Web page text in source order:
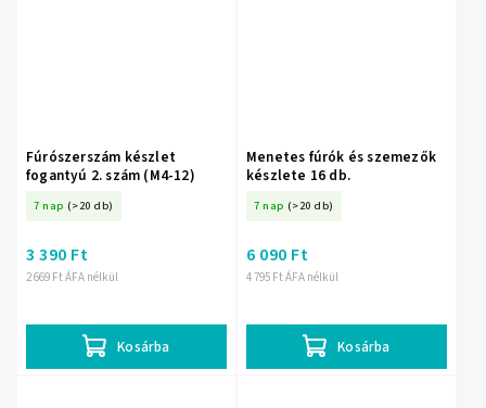
Fúrószerszám készlet
fogantyú 2. szám (M4-12)
7 nap (>20 db)
2 669 Ft ÁFA nélkül
3 390 Ft
Kosárba
Menetes fúrók és szemezők
készlete 16 db.
7 nap (>20 db)
4 795 Ft ÁFA nélkül
6 090 Ft
Kosárba